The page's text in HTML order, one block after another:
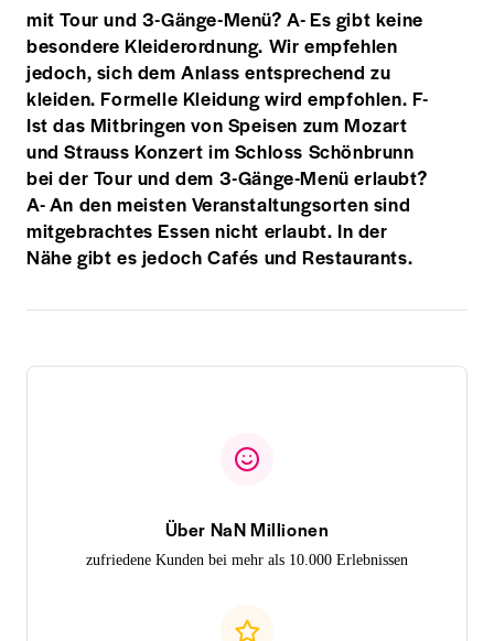
mit Tour und 3-Gänge-Menü? A- Es gibt keine
besondere Kleiderordnung. Wir empfehlen
jedoch, sich dem Anlass entsprechend zu
kleiden. Formelle Kleidung wird empfohlen. F-
Ist das Mitbringen von Speisen zum Mozart
und Strauss Konzert im Schloss Schönbrunn
bei der Tour und dem 3-Gänge-Menü erlaubt?
A- An den meisten Veranstaltungsorten sind
mitgebrachtes Essen nicht erlaubt. In der
Nähe gibt es jedoch Cafés und Restaurants.
Über NaN Millionen
zufriedene Kunden bei mehr als 10.000 Erlebnissen